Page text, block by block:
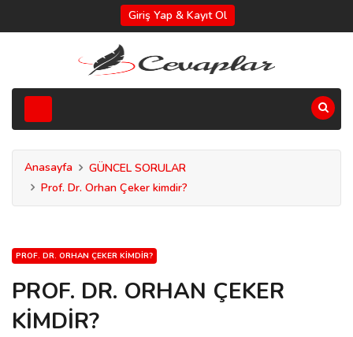
Giriş Yap & Kayıt Ol
Anasayfa
GÜNCEL SORULAR
Prof. Dr. Orhan Çeker kimdir?
PROF. DR. ORHAN ÇEKER KIMDIR?
PROF. DR. ORHAN ÇEKER
KİMDİR?